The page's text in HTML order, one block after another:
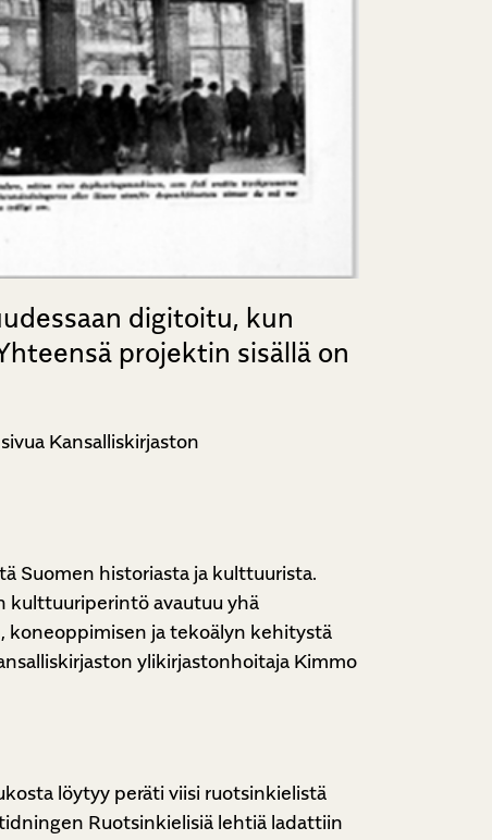
digitoitu, kun
projektin sisällä on
Kansalliskirjaston
Suomen historiasta ja kulttuurista.
kulttuuriperintö avautuu yhä
koneoppimisen ja tekoälyn kehitystä
ylikirjastonhoitaja Kimmo
löytyy peräti viisi ruotsinkielistä
Ruotsinkielisiä lehtiä ladattiin